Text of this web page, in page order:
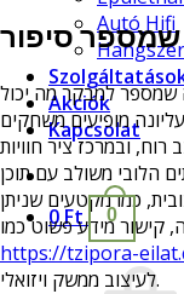
Autó Hifi
Hangszer
Akciók
Kapcsolat
0Ft 0
שמספר סיפור
שמספר למבקר מה יכול
מופיעים משחקים
ובמרכז ציר חוויות
הלובי משולב עם תוכן
כמו מקטעים שניתן
קישור מידע פשוט כמו
https://tzipora-
לעיצוב ממשק ויזואלי.